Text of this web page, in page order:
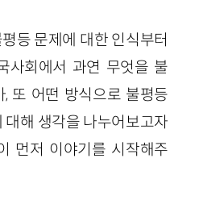
등 문제에 대한 인식부터
사회에서 과연 무엇을 불
또 어떤 방식으로 불평등
대해 생각을 나누어보고자
먼저 이야기를 시작해주